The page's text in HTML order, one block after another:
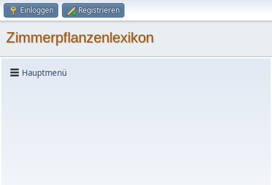
Einloggen Registrieren
Zimmerpflanzenlexikon
Hauptmenü